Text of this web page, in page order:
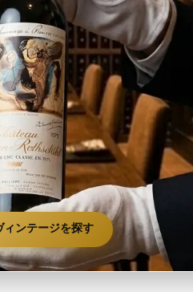
ィンテージを探す